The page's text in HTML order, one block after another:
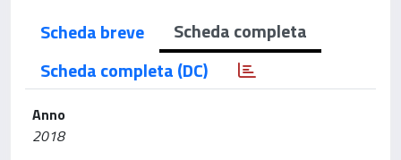
Scheda breve
Scheda completa
Scheda completa (DC)
Anno
2018